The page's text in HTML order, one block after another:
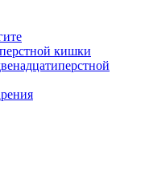
кишки